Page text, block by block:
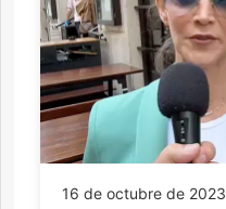
16 de octubre de 2023